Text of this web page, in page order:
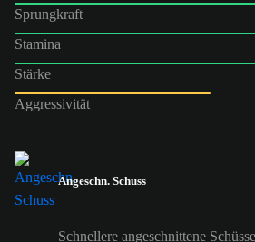
Sprungkraft
Stamina
Stärke
Aggressivität
Angeschn. Schuss
Schnellere angeschnittene